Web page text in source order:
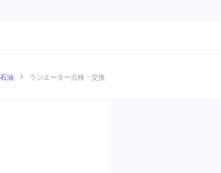
油 ラジエーター点検・交換